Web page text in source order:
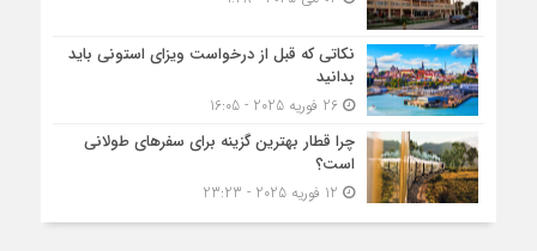
نکاتی که قبل از درخواست ویزای استونی باید
بدانید
26 فوریه 2025 - 16:05
چرا قطار بهترین گزینه برای سفرهای طولانی
است؟